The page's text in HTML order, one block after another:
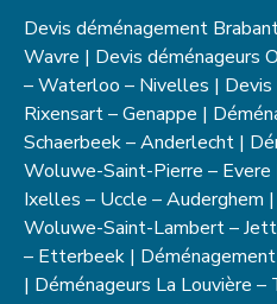
Devis déménagement
Wavre | Devis déménageurs
– Waterloo – Nivelles |
Rixensart – Genappe |
Schaerbeek – Anderlecht |
Woluwe-Saint-Pierre –
Ixelles – Uccle – Auderghem
Woluwe-Saint-Lambert –
– Etterbeek |
| Déménageurs La Louvière –